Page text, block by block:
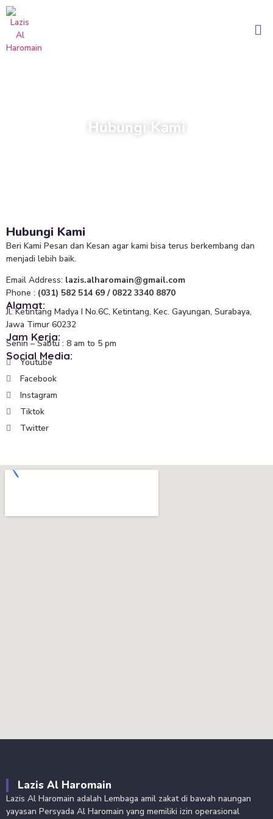
Hubungi Kami
Hubungi Kami
Beri Kami Pesan dan Kesan agar kami bisa terus berkembang dan
menjadi lebih baik.
Email Address: lazis.alharomain@gmail.com
Phone : (031) 582 514 69 / 0822 3340 8870
Alamat:
Jl. Ketintang Madya I No.6C, Ketintang, Kec. Gayungan, Surabaya,
Jawa Timur 60232
Jam Kerja:
Senin – Sabtu : 8 am to 5 pm
Social Media:
Youtube
Facebook
Instagram
Tiktok
Twitter
Lazis Al Haromain
Lazis Al Haromain adalah Lembaga amil zakat di bawah naungan
yayasan Persyada Al Haromain yang memiliki izin operasional